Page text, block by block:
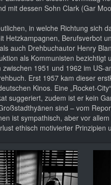
mit dessen Sohn Clark (Gar
in welche Richtung sich
Berufsverbot
auch Drehbuchautor Henry
als Kommunisten bezichtigt
1951 und 1962 im US-
Erst 1957 kam dieser
Kinos. Eine „Rocket-
suggeriert, zudem ist er kein
sind – vom
ist sympathisch, aber vor
ethisch motivierter Prinzipien